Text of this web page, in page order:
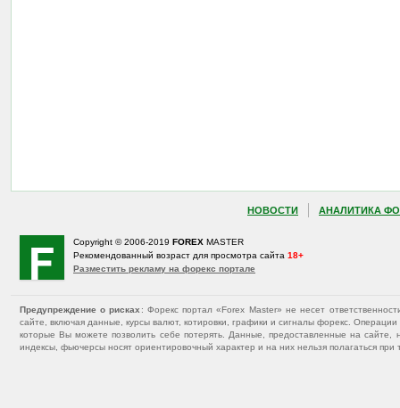
НОВОСТИ АНАЛИТИКА
Copyright © 2006-2019 FOREX MASTER
Рекомендованный возраст для просмотра сайта 18+
Разместить рекламу на форекс портале
Предупреждение о рисках : Форекс портал «Forex Master» не несет
сайте, включая данные, курсы валют, котировки, графики и сигналы форекс.
которые Вы можете позволить себе потерять. Данные, предоставленные на
индексы, фьючерсы носят ориентировочный характер и на них нельзя полагаться при